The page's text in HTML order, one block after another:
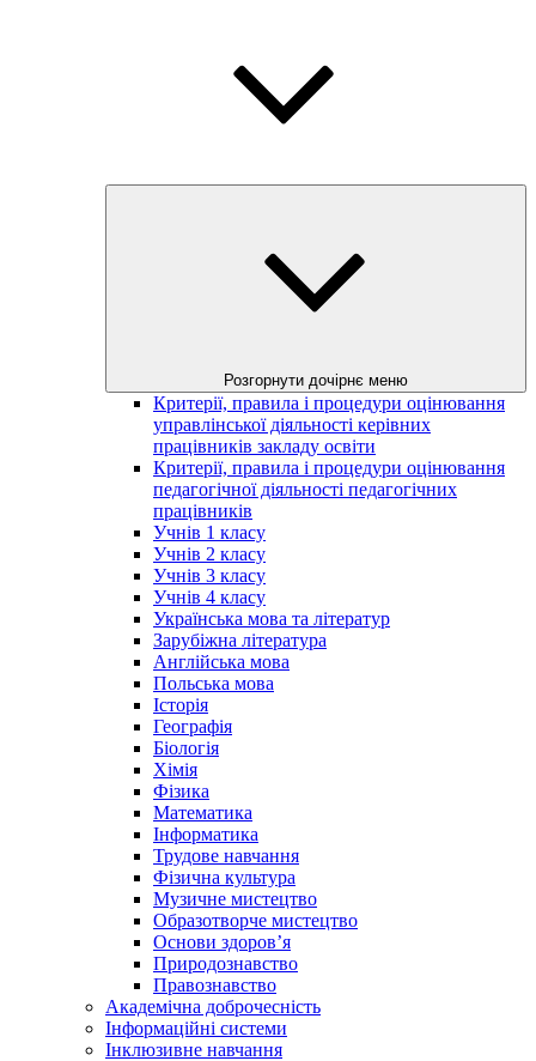
Розгорнути дочірнє меню
Критерії, правила і процедури оцінювання
управлінської діяльності керівних
працівників закладу освіти
Критерії, правила і процедури оцінювання
педагогічної діяльності педагогічних
працівників
Учнів 1 класу
Учнів 2 класу
Учнів 3 класу
Учнів 4 класу
Українська мова та літератур
Зарубіжна література
Англійська мова
Польська мова
Історія
Географія
Біологія
Хімія
Фізика
Математика
Інформатика
Трудове навчання
Фізична культура
Музичне мистецтво
Образотворче мистецтво
Основи здоров’я
Природознавство
Правознавство
Академічна доброчесність
Інформаційні системи
Інклюзивне навчання